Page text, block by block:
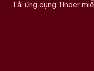
Tải ứng dụng Tinder